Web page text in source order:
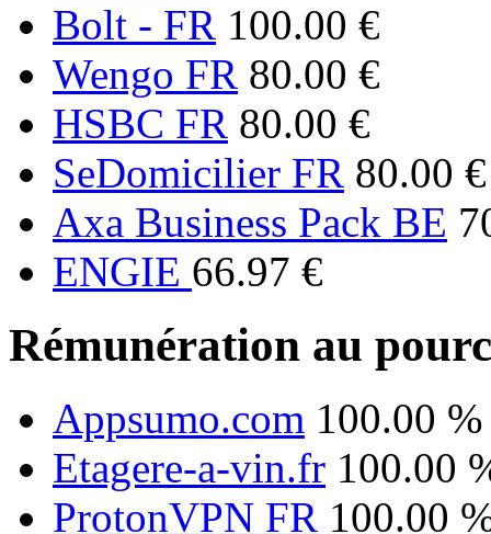
Bolt - FR 100.00 €
Wengo FR 80.00 €
HSBC FR 80.00 €
SeDomicilier FR 80.00 €
Axa Business Pack BE
ENGIE 66.97 €
Rémunération au
Appsumo.com 100.00 %
Etagere-a-vin.fr 100.00
ProtonVPN FR 100.00